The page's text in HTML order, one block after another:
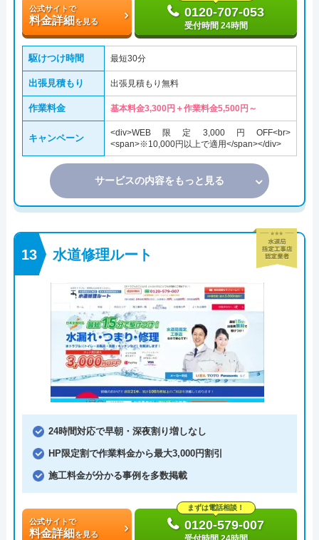
公式サイトで
料金詳細を見る
0120-707-053
受付時間 24時間
駆けつけ時間 最短30分
出張見積もり 出張見積もり無料
作業料金 基本料金3,300円＋作業料金5,500円～
キャンペーン
<div>WEB限定3,000円OFF<br>
<span>※10,000円以上で適用</span></div>
サービスの内容をもっと見る
水道修理ルート
24時間対応で早朝・深夜割り増しなし
HP限定割で作業料金から最大3,000円割引
施工料金が分かる事例を多数掲載
公式サイトで
料金詳細を見る
まずは電話相談！
0120-579-007